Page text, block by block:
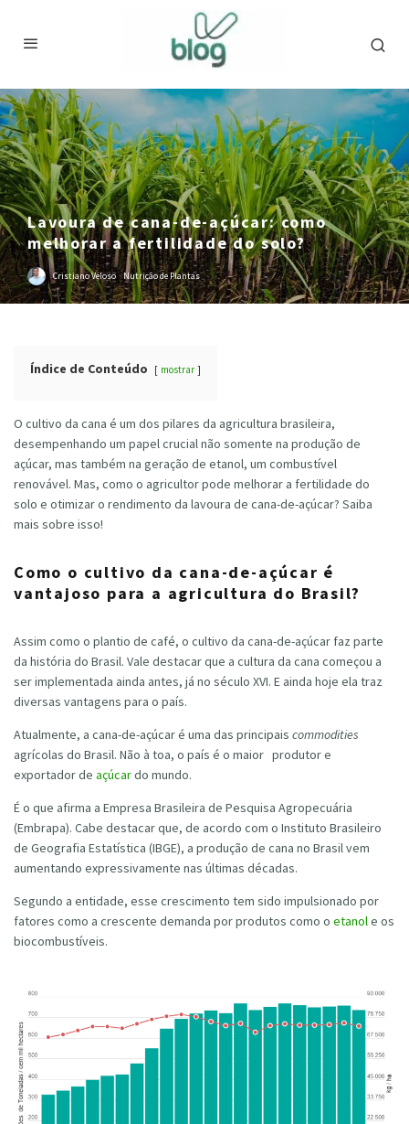
Lavoura de cana-de-açúcar: como
melhorar a fertilidade do solo?
Cristiano Veloso · Nutrição de Plantas
Índice de Conteúdo mostrar
O cultivo da cana é um dos pilares da agricultura brasileira,
desempenhando um papel crucial não somente na produção de
açúcar, mas também na geração de etanol, um combustível
renovável. Mas, como o agricultor pode melhorar a fertilidade do
solo e otimizar o rendimento da lavoura de cana-de-açúcar? Saiba
mais sobre isso!
Como o cultivo da cana-de-açúcar é
vantajoso para a agricultura do Brasil?
Assim como o plantio de café, o cultivo da cana-de-açúcar faz parte
da história do Brasil. Vale destacar que a cultura da cana começou a
ser implementada ainda antes, já no século XVI. E ainda hoje ela traz
diversas vantagens para o país.
Atualmente, a cana-de-açúcar é uma das principais commodities
agrícolas do Brasil. Não à toa, o país é o maior produtor e
exportador de açúcardo mundo.
É o que afirma a Empresa Brasileira de Pesquisa Agropecuária
(Embrapa). Cabe destacar que, de acordo com o Instituto Brasileiro
de Geografia Estatística (IBGE), a produção de cana no Brasil vem
aumentando expressivamente nas últimas décadas.
Segundo a entidade, esse crescimento tem sido impulsionado por
fatores como a crescente demanda por produtos como o etanole os
biocombustíveis.